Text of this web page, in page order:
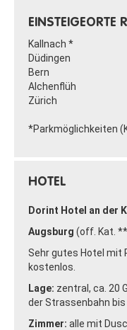
EINSTEIGEORTE
Kallnach *
Düdingen
Bern
Alchenflüh
Zürich
*Parkmöglichkeiten
HOTEL
Dorint Hotel an der
Augsburg (off. Kat.
Sehr gutes Hotel mit
kostenlos.
Lage: zentral, ca. 20
der Strassenbahn
Zimmer: alle mit